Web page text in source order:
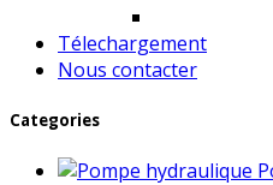
Télechargement
Nous contacter
Categories